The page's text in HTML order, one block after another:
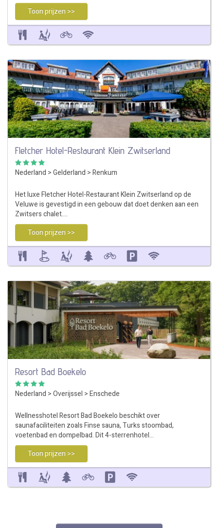
Toon prijzen >>
Fletcher Hotel-Restaurant Klein Zwitserland
Nederland >Gelderland >Renkum
Het luxe Fletcher Hotel-Restaurant Klein Zwitserland op de
Veluwe is gevestigd in een gebouw dat doet denken aan een
Zwitsers chalet.…
Toon prijzen >>
Resort Bad Boekelo
Nederland >Overijssel >Enschede
Wellnesshotel Resort Bad Boekelo beschikt over
saunafaciliteiten zoals Finse sauna, Turks stoombad,
voetenbad en dompelbad. Dit 4-sterrenhotel…
Toon prijzen >>